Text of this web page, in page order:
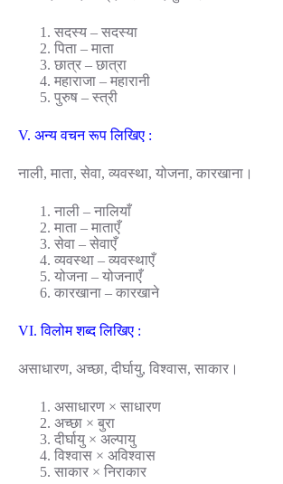
सदस्य – सदस्या
पिता – माता
छात्र – छात्रा
महाराजा – महारानी
पुरुष – स्त्री
V. अन्य वचन रूप लिखिए :
नाली, माता, सेवा, व्यवस्था, योजना, कारखाना।
नाली – नालियाँ
माता – माताएँ
सेवा – सेवाएँ
व्यवस्था – व्यवस्थाएँ
योजना – योजनाएँ
कारखाना – कारखाने
VI. विलोम शब्द लिखिए :
असाधारण, अच्छा, दीर्घायु, विश्वास, साकार।
असाधारण × साधारण
अच्छा × बुरा
दीर्घायु × अल्पायु
विश्वास × अविश्वास
साकार × निराकार